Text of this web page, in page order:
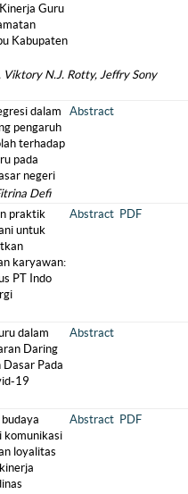
Guru
Kabupaten
N.J. Rotty, Jeffry Sony
dalam
pengaruh
terhadap
pada
negeri
Abstract
Defi
praktik
untuk
karyawan:
PT Indo
Abstract PDF
dalam
Daring
Dasar Pada
19
Abstract
komunikasi
loyalitas
Abstract PDF